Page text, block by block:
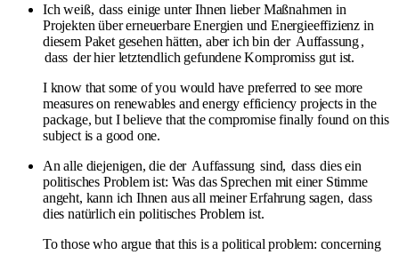
Ich weiß, dass einige unter Ihnen lieber Maßnahmen in
Projekten über erneuerbare Energien und Energieeffizienz in
diesem Paket gesehen hätten, aber ich bin der Auffassung,
dass der hier letztendlich gefundene Kompromiss gut ist.
I know that some of you would have preferred to see more
measures on renewables and energy efficiency projects in the
package, but I believe that the compromise finally found on this
subject is a good one.
An alle diejenigen, die der Auffassung sind, dass dies ein
politisches Problem ist: Was das Sprechen mit einer Stimme
angeht, kann ich Ihnen aus all meiner Erfahrung sagen, dass
dies natürlich ein politisches Problem ist.
To those who argue that this is a political problem: concerning